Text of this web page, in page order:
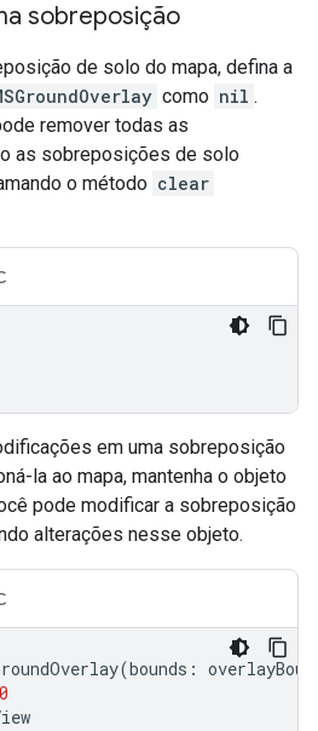
sobreposição
de solo do mapa, defina a
como nil .
remover todas as
as sobreposições de solo
o método clear
em uma sobreposição
la ao mapa, mantenha o objeto
pode modificar a sobreposição
alterações nesse objeto.
(bounds :
0